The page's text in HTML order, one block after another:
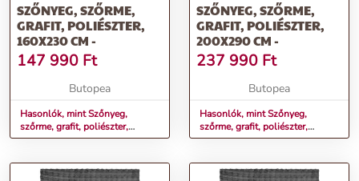
SZŐNYEG, SZŐRME,
GRAFIT, POLIÉSZTER,
160X230 CM -
147 990 Ft
Butopea
Hasonlók, mint Szőnyeg,
szőrme, grafit, poliészter,
160x230 cm -
SZŐNYEG, SZŐRME,
GRAFIT, POLIÉSZTER,
200X290 CM -
237 990 Ft
Butopea
Hasonlók, mint Szőnyeg,
szőrme, grafit, poliészter,
200x290 cm -